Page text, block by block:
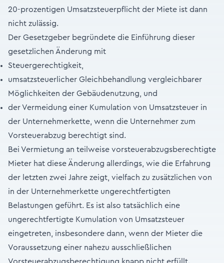
20-prozentigen Umsatzsteuerpflicht der Miete ist dann
nicht zulässig.
Der Gesetzgeber begründete die Einführung dieser
gesetzlichen Änderung mit
Steuergerechtigkeit,
umsatzsteuerlicher Gleichbehandlung vergleichbarer
Möglichkeiten der Gebäudenutzung, und
der Vermeidung einer Kumulation von Umsatzsteuer in
der Unternehmerkette, wenn die Unternehmer zum
Vorsteuerabzug berechtigt sind.
Bei Vermietung an teilweise vorsteuerabzugsberechtigte
Mieter hat diese Änderung allerdings, wie die Erfahrung
der letzten zwei Jahre zeigt, vielfach zu zusätzlichen von
in der Unternehmerkette ungerechtfertigten
Belastungen geführt. Es ist also tatsächlich eine
ungerechtfertigte Kumulation von Umsatzsteuer
eingetreten, insbesondere dann, wenn der Mieter die
Voraussetzung einer nahezu ausschließlichen